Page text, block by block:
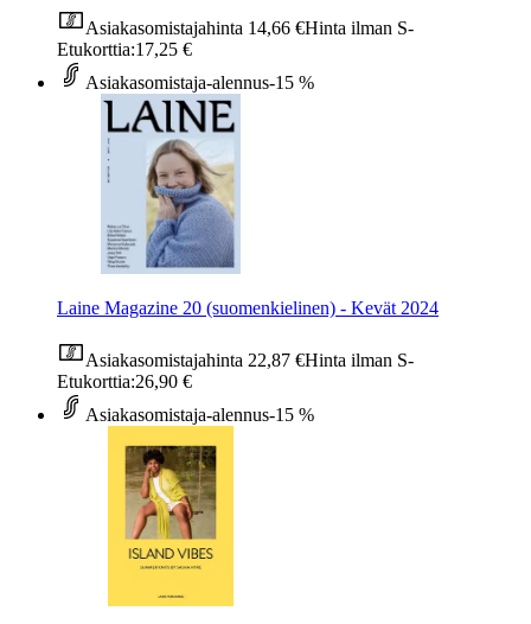
Asiakasomistajahinta 14,66 €Hinta ilman S-
Etukorttia:17,25 €
Asiakasomistaja-alennus-15 %
Laine Magazine 20 (suomenkielinen) - Kevät 2024
Asiakasomistajahinta 22,87 €Hinta ilman S-
Etukorttia:26,90 €
Asiakasomistaja-alennus-15 %